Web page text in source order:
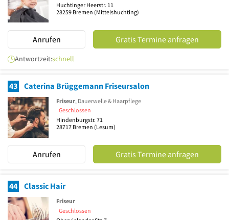
Huchtinger Heerstr. 11
28259 Bremen (Mittelshuchting)
Anrufen Gratis Termine anfragen
Antwortzeit:schnell
43 Caterina Brüggemann Friseursalon
Friseur, Dauerwelle & Haarpflege
Geschlossen
Hindenburgstr. 71
28717 Bremen (Lesum)
Anrufen Gratis Termine anfragen
44 Classic Hair
Friseur
Geschlossen